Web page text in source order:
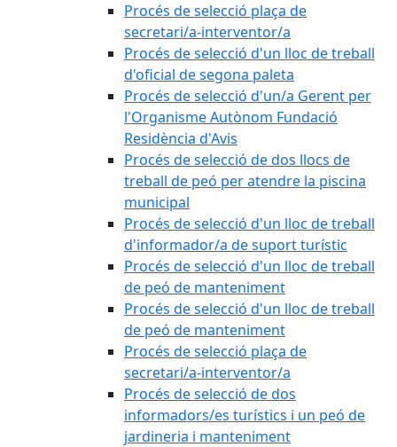
Procés de selecció plaça de
secretari/a-interventor/a
Procés de selecció d'un lloc de treball
d'oficial de segona paleta
Procés de selecció d'un/a Gerent per
l'Organisme Autònom Fundació
Residència d'Avis
Procés de selecció de dos llocs de
treball de peó per atendre la piscina
municipal
Procés de selecció d'un lloc de treball
d'informador/a de suport turístic
Procés de selecció d'un lloc de treball
de peó de manteniment
Procés de selecció d'un lloc de treball
de peó de manteniment
Procés de selecció plaça de
secretari/a-interventor/a
Procés de selecció de dos
informadors/es turístics i un peó de
jardineria i manteniment